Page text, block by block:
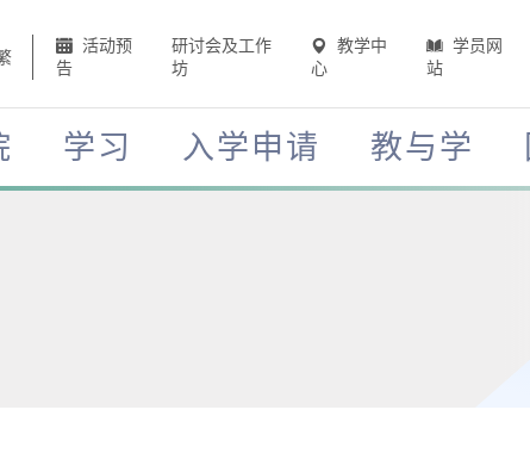
活动预
告
研讨会及工作
坊
教学中
心
学员网
站
学习 入学申请 教与学